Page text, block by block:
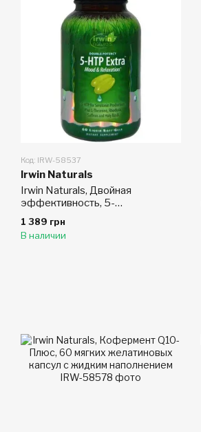
Код: IRW-58537
Irwin Naturals
Irwin Naturals, Двойная
эффективность, 5-
гидрокситриптофан Экстра, 60
мягких желатиновых капсул с
жидким наполнением
1 389 грн
В наличии